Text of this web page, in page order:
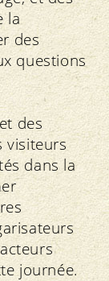
la
des
questions
des
visiteurs
dans la
journée.